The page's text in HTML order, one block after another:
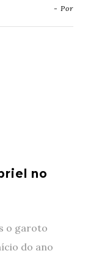
- Por
no
o garoto
do ano